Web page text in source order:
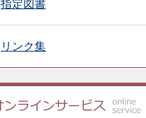
指定図書
リンク集